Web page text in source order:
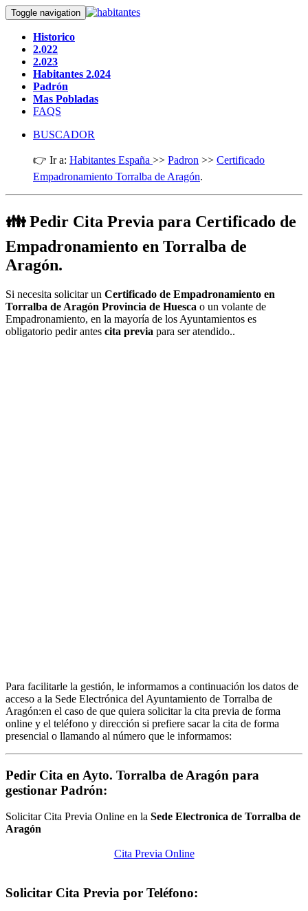
Toggle navigation
Historico
2.022
2.023
Habitantes 2.024
Padrón
Mas Pobladas
FAQS
BUSCADOR
👉 Ir a: Habitantes España >> Padron >> Certificado
Empadronamiento Torralba de Aragón.
👪 Pedir Cita Previa para Certificado de
Empadronamiento en Torralba de
Aragón.
Si necesita solicitar un Certificado de Empadronamiento en
Torralba de Aragón Provincia de Huesca o un volante de
Empadronamiento, en la mayoría de los Ayuntamientos es
obligatorio pedir antes cita previa para ser atendido..
Para facilitarle la gestión, le informamos a continuación los datos de
acceso a la Sede Electrónica del Ayuntamiento de Torralba de
Aragón:en el caso de que quiera solicitar la cita previa de forma
online y el teléfono y dirección si prefiere sacar la cita de forma
presencial o llamando al número que le informamos:
Pedir Cita en Ayto. Torralba de Aragón para
gestionar Padrón:
Solicitar Cita Previa Online en la Sede Electronica de Torralba de
Aragón
Cita Previa Online
Solicitar Cita Previa por Teléfono: